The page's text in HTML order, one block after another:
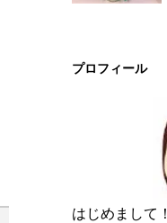
プロフィール
はじめまして！